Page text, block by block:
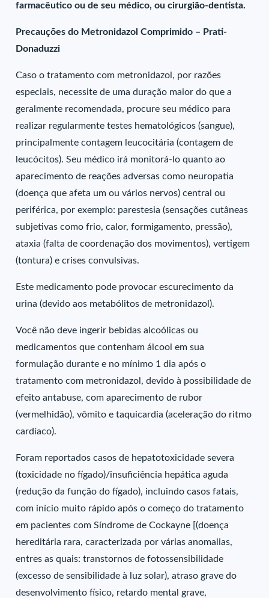
farmacêutico ou de seu médico, ou cirurgião-dentista.
Precauções do Metronidazol Comprimido – Prati-
Donaduzzi
Caso o tratamento com metronidazol, por razões
especiais, necessite de uma duração maior do que a
geralmente recomendada, procure seu médico para
realizar regularmente testes hematológicos (sangue),
principalmente contagem leucocitária (contagem de
leucócitos). Seu médico irá monitorá-lo quanto ao
aparecimento de reações adversas como neuropatia
(doença que afeta um ou vários nervos) central ou
periférica, por exemplo: parestesia (sensações cutâneas
subjetivas como frio, calor, formigamento, pressão),
ataxia (falta de coordenação dos movimentos), vertigem
(tontura) e crises convulsivas.
Este medicamento pode provocar escurecimento da
urina (devido aos metabólitos de metronidazol).
Você não deve ingerir bebidas alcoólicas ou
medicamentos que contenham álcool em sua
formulação durante e no mínimo 1 dia após o
tratamento com metronidazol, devido à possibilidade de
efeito antabuse, com aparecimento de rubor
(vermelhidão), vômito e taquicardia (aceleração do ritmo
cardíaco).
Foram reportados casos de hepatotoxicidade severa
(toxicidade no fígado)/insuficiência hepática aguda
(redução da função do fígado), incluindo casos fatais,
com início muito rápido após o começo do tratamento
em pacientes com Síndrome de Cockayne [(doença
hereditária rara, caracterizada por várias anomalias,
entres as quais: transtornos de fotossensibilidade
(excesso de sensibilidade à luz solar), atraso grave do
desenvolvimento físico, retardo mental grave,